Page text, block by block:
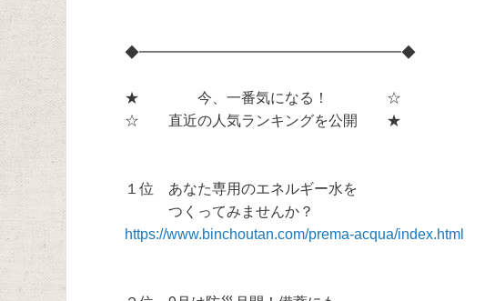
◆━━━━━━━━━━━━━━━━━━◆
★ 今、一番気になる！ ☆
☆ 直近の人気ランキングを公開 ★
１位 あなた専用のエネルギー水を
つくってみませんか？
https://www.binchoutan.com/prema-acqua/index.html